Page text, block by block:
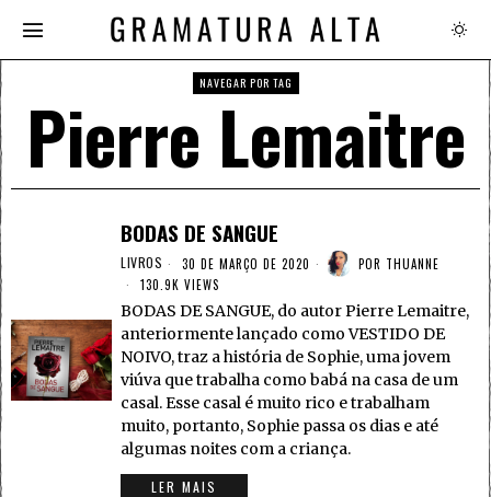
NAVEGAR POR TAG
Pierre Lemaitre
BODAS DE SANGUE
LIVROS 30 DE MARÇO DE 2020 POR THUANNE
130.9K VIEWS
BODAS DE SANGUE, do autor Pierre Lemaitre,
anteriormente lançado como VESTIDO DE
NOIVO, traz a história de Sophie, uma jovem
viúva que trabalha como babá na casa de um
casal. Esse casal é muito rico e trabalham
muito, portanto, Sophie passa os dias e até
algumas noites com a criança.
LER MAIS